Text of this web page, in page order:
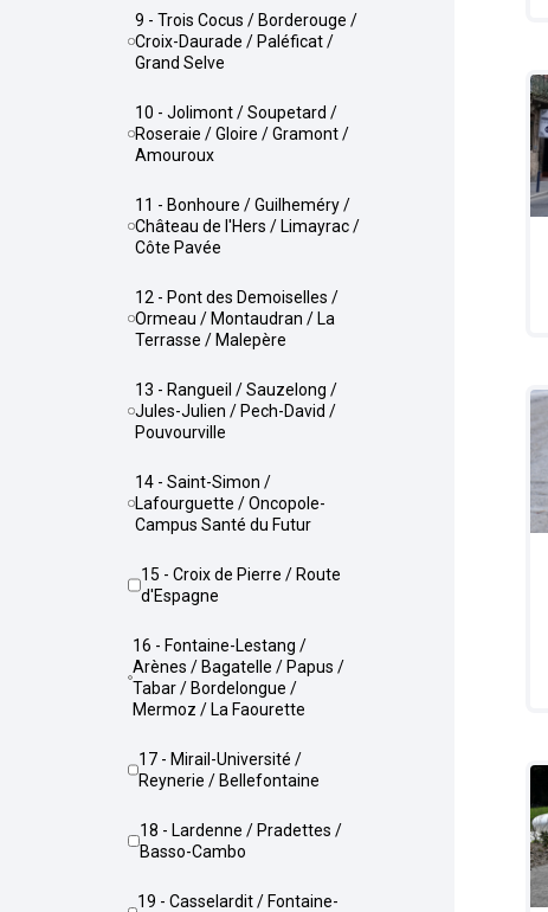
9 - Trois Cocus / Borderouge /
Croix-Daurade / Paléficat /
Grand Selve
10 - Jolimont / Soupetard /
Roseraie / Gloire / Gramont /
Amouroux
11 - Bonhoure / Guilheméry /
Château de l'Hers / Limayrac /
Côte Pavée
12 - Pont des Demoiselles /
Ormeau / Montaudran / La
Terrasse / Malepère
13 - Rangueil / Sauzelong /
Jules-Julien / Pech-David /
Pouvourville
14 - Saint-Simon /
Lafourguette / Oncopole-
Campus Santé du Futur
15 - Croix de Pierre / Route
d'Espagne
16 - Fontaine-Lestang /
Arènes / Bagatelle / Papus /
Tabar / Bordelongue /
Mermoz / La Faourette
17 - Mirail-Université /
Reynerie / Bellefontaine
18 - Lardenne / Pradettes /
Basso-Cambo
19 - Casselardit / Fontaine-